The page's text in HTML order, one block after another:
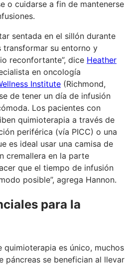
o cuidarse a fin de mantenerse
sentada en el sillón durante
transformar su entorno y
reconfortante”, dice Heather
en oncología
Institute (Richmond,
de tener un día de infusión
Los pacientes con
quimioterapia a través de
periférica (vía PICC) o una
es ideal usar una camisa de
cremallera en la parte
que el tiempo de infusión
posible”, agrega Hannon.
para la
quimioterapia es único, muchos
páncreas se benefician al llevar